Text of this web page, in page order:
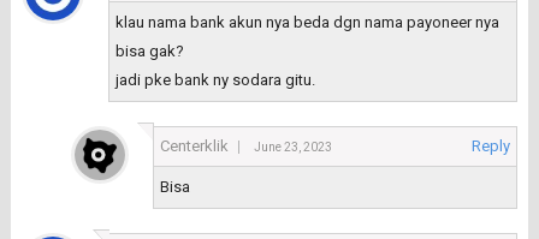
klau nama bank akun nya beda dgn nama payoneer nya
bisa gak?
jadi pke bank ny sodara gitu.
Centerklik June 23, 2023 Reply
Bisa